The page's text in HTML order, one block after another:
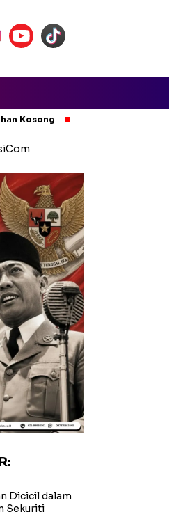
Kosong
Dicicil dalam
Sekuriti